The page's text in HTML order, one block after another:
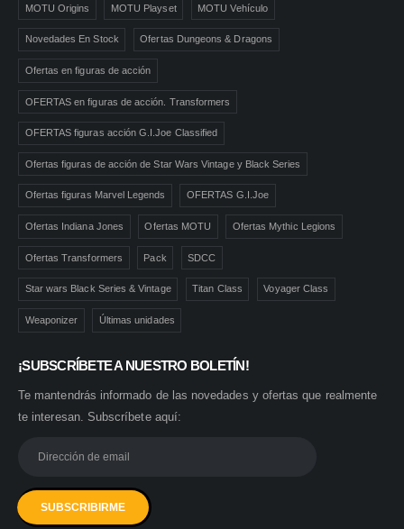
MOTU Origins MOTU Playset MOTU Vehículo
Novedades En Stock Ofertas Dungeons & Dragons
Ofertas en figuras de acción
OFERTAS en figuras de acción. Transformers
OFERTAS figuras acción G.I.Joe Classified
Ofertas figuras de acción de Star Wars Vintage y Black Series
Ofertas figuras Marvel Legends OFERTAS G.I.Joe
Ofertas Indiana Jones Ofertas MOTU Ofertas Mythic Legions
Ofertas Transformers Pack SDCC
Star wars Black Series & Vintage Titan Class Voyager Class
Weaponizer Últimas unidades
¡SUBSCRÍBETE A NUESTRO BOLETÍN!
Te mantendrás informado de las novedades y ofertas que realmente
te interesan. Subscríbete aquí: